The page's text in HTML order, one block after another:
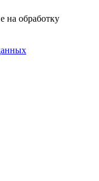
на обработку